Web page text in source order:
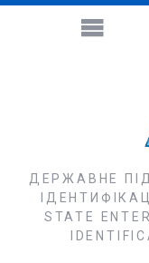
ДЕРЖАВНЕ
STATE